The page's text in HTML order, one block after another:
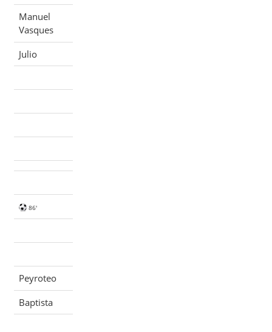
Manuel
Vasques
Julio
86'
Peyroteo
Baptista